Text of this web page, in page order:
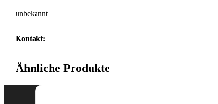
unbekannt
Kontakt:
Ähnliche Produkte